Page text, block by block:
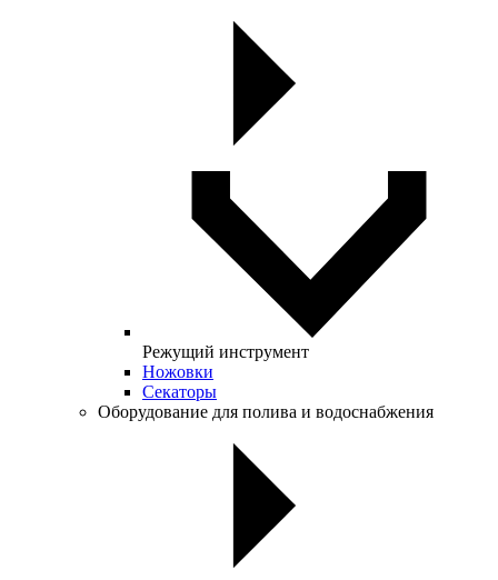
Режущий инструмент
Ножовки
Секаторы
Оборудование для полива и водоснабжения